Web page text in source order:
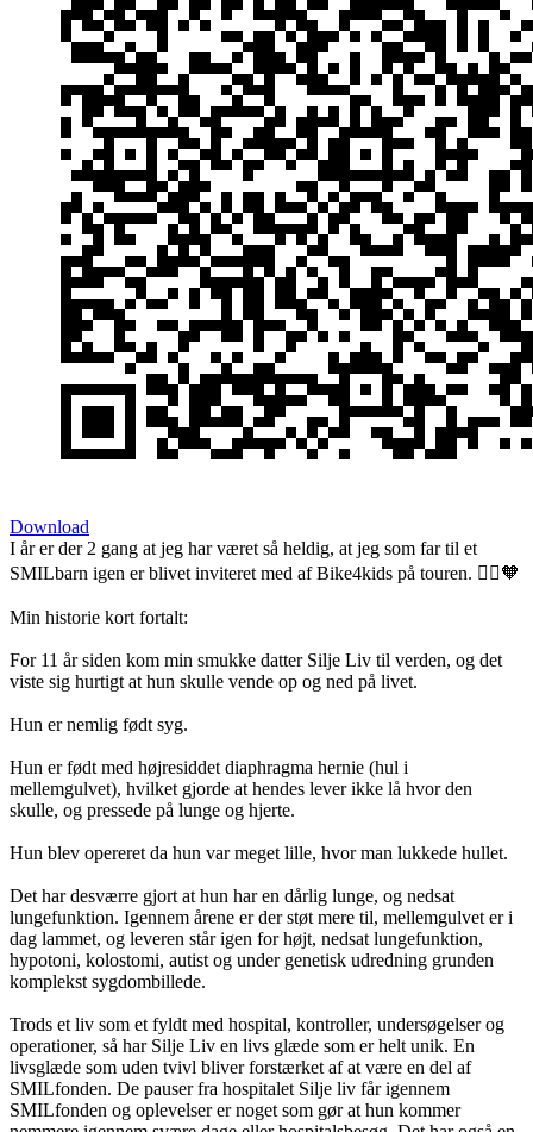
Download
I år er der 2 gang at jeg har været så heldig, at jeg som far til et
SMILbarn igen er blivet inviteret med af Bike4kids på touren. 🚴‍♂️🧡
Min historie kort fortalt:
For 11 år siden kom min smukke datter Silje Liv til verden, og det
viste sig hurtigt at hun skulle vende op og ned på livet.
Hun er nemlig født syg.
Hun er født med højresiddet diaphragma hernie (hul i
mellemgulvet), hvilket gjorde at hendes lever ikke lå hvor den
skulle, og pressede på lunge og hjerte.
Hun blev opereret da hun var meget lille, hvor man lukkede hullet.
Det har desværre gjort at hun har en dårlig lunge, og nedsat
lungefunktion. Igennem årene er der støt mere til, mellemgulvet er i
dag lammet, og leveren står igen for højt, nedsat lungefunktion,
hypotoni, kolostomi, autist og under genetisk udredning grunden
komplekst sygdombillede.
Trods et liv som et fyldt med hospital, kontroller, undersøgelser og
operationer, så har Silje Liv en livs glæde som er helt unik. En
livsglæde som uden tvivl bliver forstærket af at være en del af
SMILfonden. De pauser fra hospitalet Silje liv får igennem
SMILfonden og oplevelser er noget som gør at hun kommer